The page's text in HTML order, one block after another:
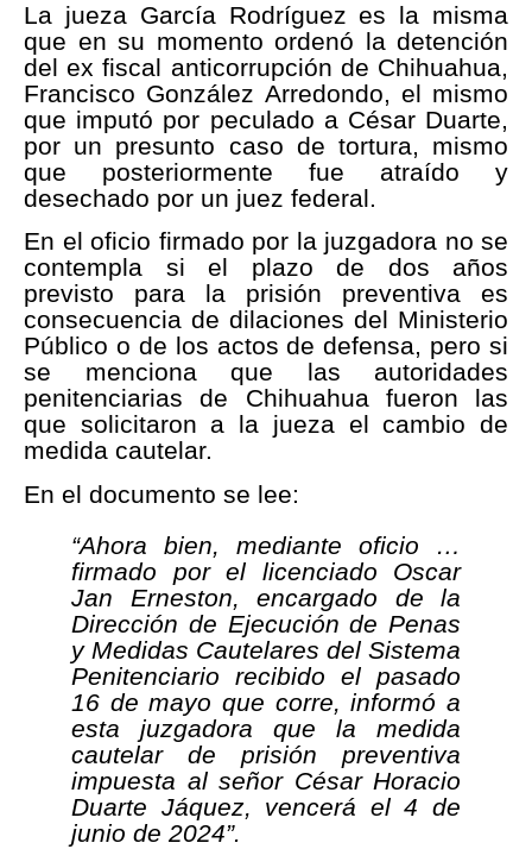
La jueza García Rodríguez es la misma
que en su momento ordenó la detención
del ex fiscal anticorrupción de Chihuahua,
Francisco González Arredondo, el mismo
que imputó por peculado a César Duarte,
por un presunto caso de tortura, mismo
que posteriormente fue atraído y
desechado por un juez federal.
En el oficio firmado por la juzgadora no se
contempla si el plazo de dos años
previsto para la prisión preventiva es
consecuencia de dilaciones del Ministerio
Público o de los actos de defensa, pero si
se menciona que las autoridades
penitenciarias de Chihuahua fueron las
que solicitaron a la jueza el cambio de
medida cautelar.
En el documento se lee:
“Ahora bien, mediante oficio …
firmado por el licenciado Oscar
Jan Erneston, encargado de la
Dirección de Ejecución de Penas
y Medidas Cautelares del Sistema
Penitenciario recibido el pasado
16 de mayo que corre, informó a
esta juzgadora que la medida
cautelar de prisión preventiva
impuesta al señor César Horacio
Duarte Jáquez, vencerá el 4 de
junio de 2024”.